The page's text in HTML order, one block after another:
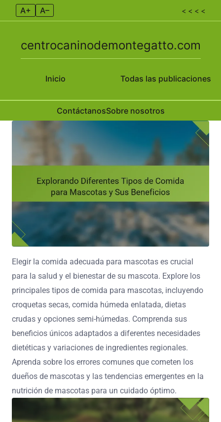
A+ A– < < < <
Inicio
centrocaninodemontegatto.com
Todas las publicaciones
ContáctanosSobre nosotros
Skip to content
Elegir la comida adecuada para mascotas es crucial
para la salud y el bienestar de su mascota. Explore los
principales tipos de comida para mascotas, incluyendo
croquetas secas, comida húmeda enlatada, dietas
crudas y opciones semi-húmedas. Comprenda sus
beneficios únicos adaptados a diferentes necesidades
dietéticas y variaciones de ingredientes regionales.
Aprenda sobre los errores comunes que cometen los
dueños de mascotas y las tendencias emergentes en la
nutrición de mascotas para un cuidado óptimo.